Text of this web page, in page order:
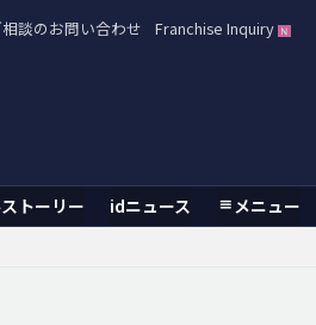
相談のお問い合わせ Franchise Inquiry
トーリー idニュース メニュー